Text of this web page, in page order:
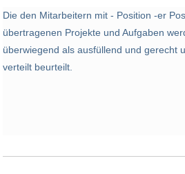
Die den Mitarbeitern mit - Position -er
übertragenen Projekte und Aufgaben
überwiegend als ausfüllend und gerecht
verteilt beurteilt.